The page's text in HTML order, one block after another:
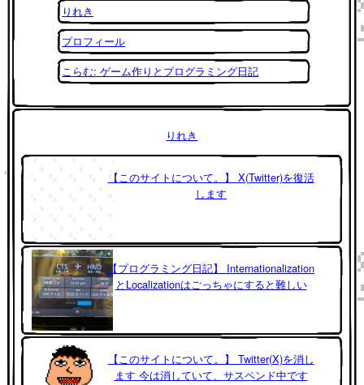
りれき
プロフィール
こらむ: ゲーム作りとプログラミング日記
りれき
【このサイトについて。】 X(Twitter)を復活
します
【プログラミング日記】 Internationalization
とLocalizationはごっちゃにすると難しい
【このサイトについて。】 Twitter(X)を消し
ます 今は消していて、サスペンド中です